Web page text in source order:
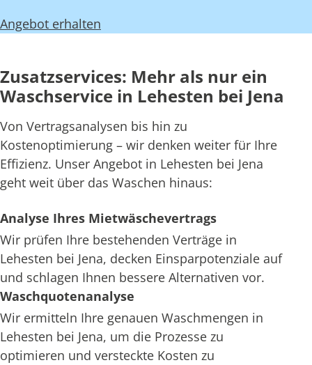
Angebot erhalten
Zusatzservices: Mehr als nur ein
Waschservice in Lehesten bei Jena
Von Vertragsanalysen bis hin zu
Kostenoptimierung – wir denken weiter für Ihre
Effizienz. Unser Angebot in Lehesten bei Jena
geht weit über das Waschen hinaus:
Analyse Ihres Mietwäschevertrags
Wir prüfen Ihre bestehenden Verträge in
Lehesten bei Jena, decken Einsparpotenziale auf
und schlagen Ihnen bessere Alternativen vor.
Waschquotenanalyse
Wir ermitteln Ihre genauen Waschmengen in
Lehesten bei Jena, um die Prozesse zu
optimieren und versteckte Kosten zu